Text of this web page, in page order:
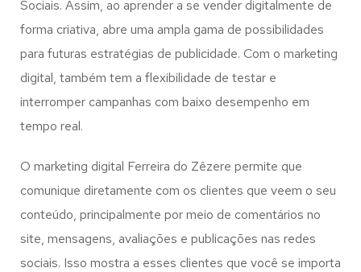
Sociais. Assim, ao aprender a se vender digitalmente de
forma criativa, abre uma ampla gama de possibilidades
para futuras estratégias de publicidade. Com o marketing
digital, também tem a flexibilidade de testar e
interromper campanhas com baixo desempenho em
tempo real.
O marketing digital Ferreira do Zêzere permite que
comunique diretamente com os clientes que veem o seu
conteúdo, principalmente por meio de comentários no
site, mensagens, avaliações e publicações nas redes
sociais. Isso mostra a esses clientes que você se importa